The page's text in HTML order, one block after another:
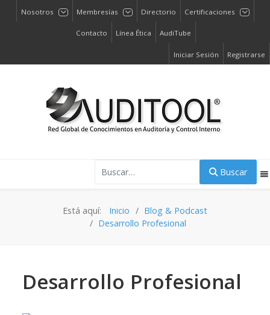
Nosotros Membresías Directorio Certificaciones
Contacto Línea Ética AudiTube
Iniciar Sesión Registrarse
Buscar
Está aquí: Inicio
Blog & Podcast
Desarrollo Profesional
Desarrollo Profesional